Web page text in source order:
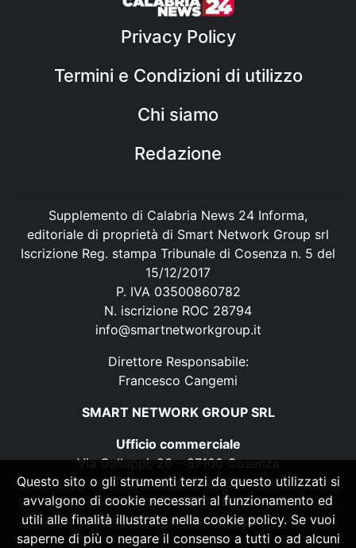
Privacy Policy
Termini e Condizioni di utilizzo
Chi siamo
Redazione
Supplemento di Calabria News 24 Informa,
editoriale di proprietà di Smart Network Group srl
Iscrizione Reg. stampa Tribunale di Cosenza n. 5 del
15/12/2017
P. IVA 03500860782
N. iscrizione ROC 28794
info@smartnetworkgroup.it
Direttore Responsabile:
Francesco Cangemi
SMART NETWORK GROUP SRL
Ufficio commerciale
Via Galluppi, 26 – 87100 Cosenza
P. IVA 03500860782
N. iscrizione ROC 28794
info@smartnetworkgroup.it
Questo sito o gli strumenti terzi da questo utilizzati si
avvalgono di cookie necessari al funzionamento ed
utili alle finalità illustrate nella cookie policy. Se vuoi
saperne di più o negare il consenso a tutti o ad alcuni